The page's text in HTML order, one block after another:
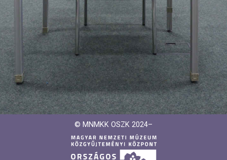
© MNMKK OSZK 2024–